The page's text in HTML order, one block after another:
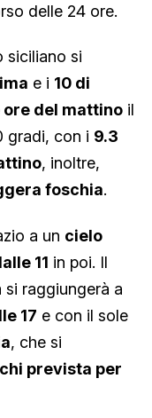
delle 24 ore.
siciliano si
e i 10 di
ore del mattino il
gradi, con i 9.3
, inoltre,
foschia.
a un cielo
11 in poi. Il
si raggiungerà a
17 e con il sole
, che si
prevista per